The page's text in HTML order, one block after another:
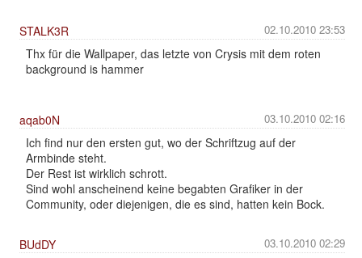
02.10.2010 23:53
STALK3R
Thx für die Wallpaper, das letzte von Crysis mit dem roten
background is hammer
03.10.2010 02:16
aqab0N
Ich find nur den ersten gut, wo der Schriftzug auf der
Armbinde steht.
Der Rest ist wirklich schrott.
Sind wohl anscheinend keine begabten Grafiker in der
Community, oder diejenigen, die es sind, hatten kein Bock.
03.10.2010 02:29
BUdDY